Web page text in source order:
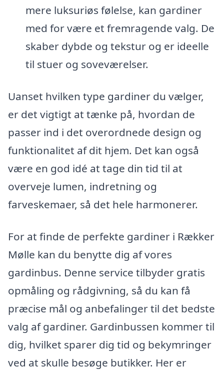
mere luksuriøs følelse, kan gardiner
med for være et fremragende valg. De
skaber dybde og tekstur og er ideelle
til stuer og soveværelser.
Uanset hvilken type gardiner du vælger,
er det vigtigt at tænke på, hvordan de
passer ind i det overordnede design og
funktionalitet af dit hjem. Det kan også
være en god idé at tage din tid til at
overveje lumen, indretning og
farveskemaer, så det hele harmonerer.
For at finde de perfekte gardiner i Rækker
Mølle kan du benytte dig af vores
gardinbus. Denne service tilbyder gratis
opmåling og rådgivning, så du kan få
præcise mål og anbefalinger til det bedste
valg af gardiner. Gardinbussen kommer til
dig, hvilket sparer dig tid og bekymringer
ved at skulle besøge butikker. Her er